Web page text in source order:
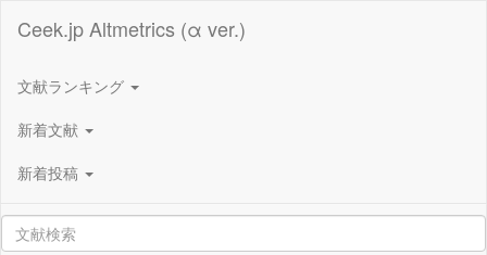
Ceek.jp Altmetrics (α ver.)
文献ランキング
新着文献
新着投稿